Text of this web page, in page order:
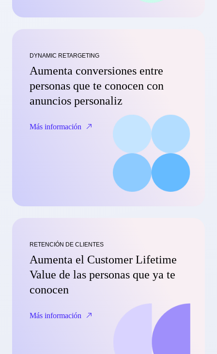
DYNAMIC RETARGETING
Aumenta conversiones entre
personas que te conocen con
anuncios personaliz
Más información
RETENCIÓN DE CLIENTES
Aumenta el Customer Lifetime
Value de las personas que ya te
conocen
Más información